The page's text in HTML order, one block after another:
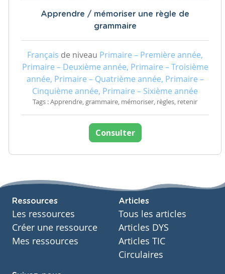
Apprendre / mémoriser une règle de
grammaire
Français de niveau Primaire – Première année,
Primaire – Deuxième année, Primaire – Troisième
année, Primaire – Quatrième année, Primaire –
Cinquième année, Primaire – Sixième année
Tags : Apprendre, grammaire, mémoriser, règles, retenir
Consulter
Ressources
Les ressources
Créer une ressource
Mes ressources
Articles
Tous les articles
Articles DYS
Articles TIC
Circulaires